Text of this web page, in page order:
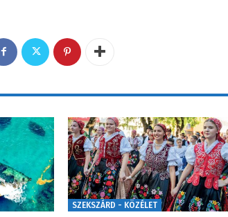
SZEKSZÁRD - KÖZÉLET